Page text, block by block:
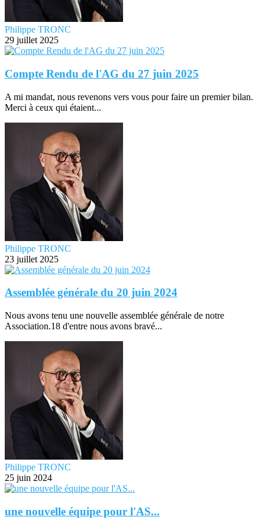
Philippe TRONC
29 juillet 2025
Compte Rendu de l'AG du 27 juin 2025
A mi mandat, nous revenons vers vous pour faire un premier bilan.
Merci à ceux qui étaient...
Philippe TRONC
23 juillet 2025
Assemblée générale du 20 juin 2024
Nous avons tenu une nouvelle assemblée générale de notre
Association.18 d'entre nous avons bravé...
Philippe TRONC
25 juin 2024
une nouvelle équipe pour l'AS...